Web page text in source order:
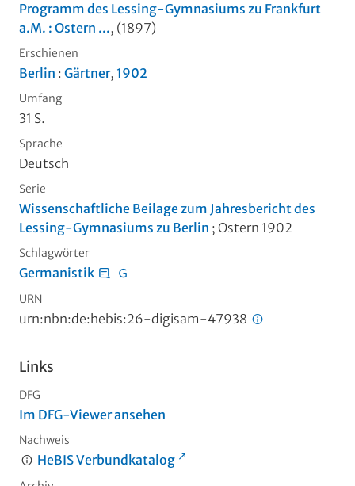
Programm des Lessing-Gymnasiums zu Frankfurt
a.M. : Ostern ..., (1897)
Erschienen
Berlin : Gärtner, 1902
Umfang
31 S.
Sprache
Deutsch
Serie
Wissenschaftliche Beilage zum Jahresbericht des
Lessing-Gymnasiums zu Berlin ; Ostern 1902
Schlagwörter
Germanistik
URN
urn:nbn:de:hebis:26-digisam-47938
Links
DFG
Im DFG-Viewer ansehen
Nachweis
HeBIS Verbundkatalog